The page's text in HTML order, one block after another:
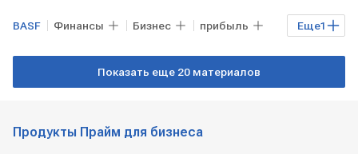
Еще1
BASF Финансы Бизнес прибыль
ГЕРМАНИЯ
Показать еще 20 материалов
Продукты Прайм для бизнеса